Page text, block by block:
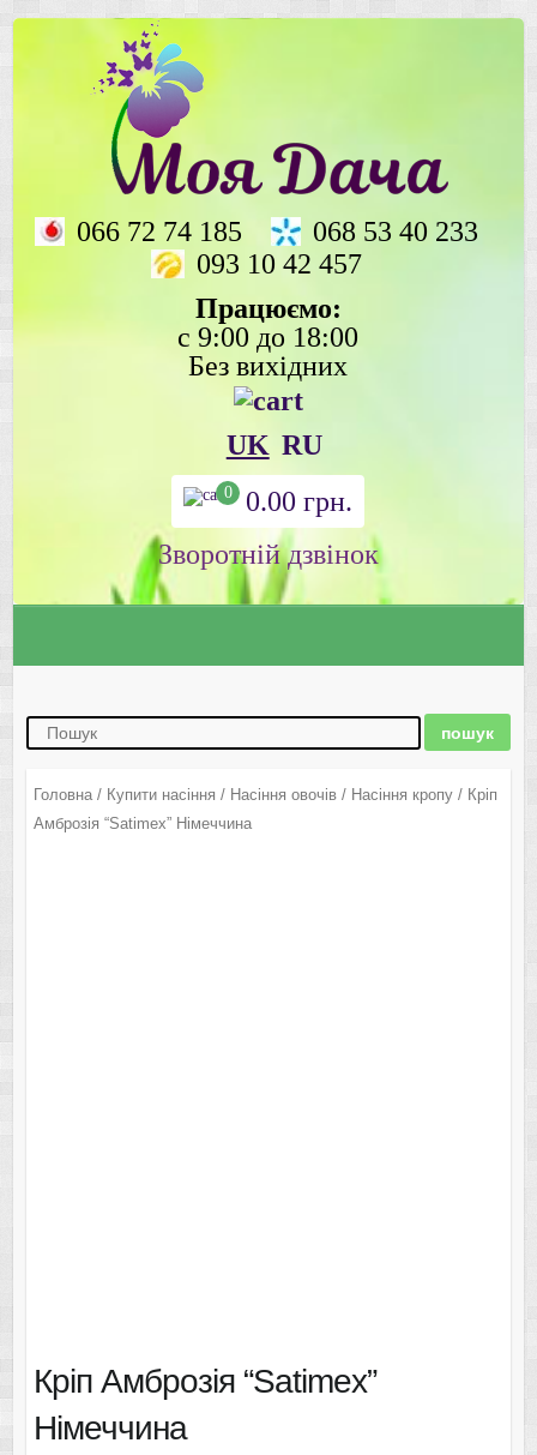
066 72 74 185
068 53 40 233
093 10 42 457
Працюємо:
с 9:00 до 18:00
Без вихідних
UK RU
0 0.00грн.
Зворотній дзвінок
Головна/ Купити насіння / Насіння овочів/ Насіння кропу/ Кріп
Амброзія “Satimex” Німеччина
Кріп Амброзія “Satimex”
Німеччина